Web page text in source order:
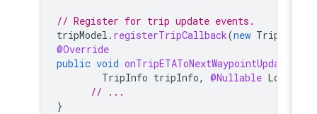
// Register for trip update events.
tripModel.registerTripCallback( new
@Override
public void onTripETAToNextWaypointUpdated
TripInfo tripInfo, @Nullable
// ...